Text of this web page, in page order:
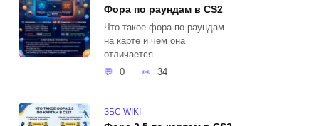
Фора по раундам в CS2
Что такое фора по раундам
на карте и чем она
отличается
0
34
ЗБС WIKI